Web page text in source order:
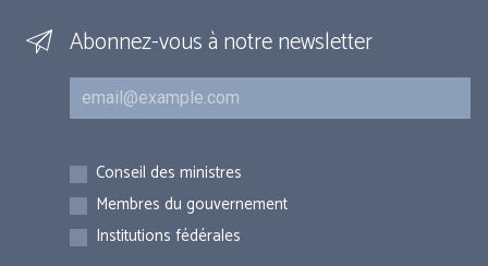
Abonnez-vous à notre newsletter
Courriel
Inscriptions
Conseil des ministres
Membres du gouvernement
Institutions fédérales